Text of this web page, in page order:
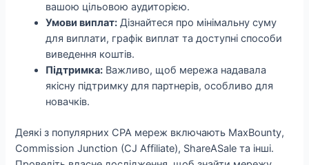
вашою цільовою аудиторією.
Умови виплат: Дізнайтеся про мінімальну суму
для виплати, графік виплат та доступні способи
виведення коштів.
Підтримка: Важливо, щоб мережа надавала
якісну підтримку для партнерів, особливо для
новачків.
Деякі з популярних CPA мереж включають MaxBounty,
Commission Junction (CJ Affiliate), ShareASale та інші.